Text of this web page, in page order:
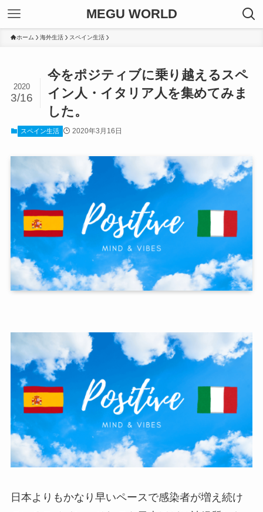
MEGU WORLD
ホーム 海外生活 スペイン生活
今をポジティブに乗り越えるスペ
イン人・イタリア人を集めてみま
した。
2020
3/16
スペイン生活 2020年3月16日
日本よりもかなり早いペースで感染者が増え続け